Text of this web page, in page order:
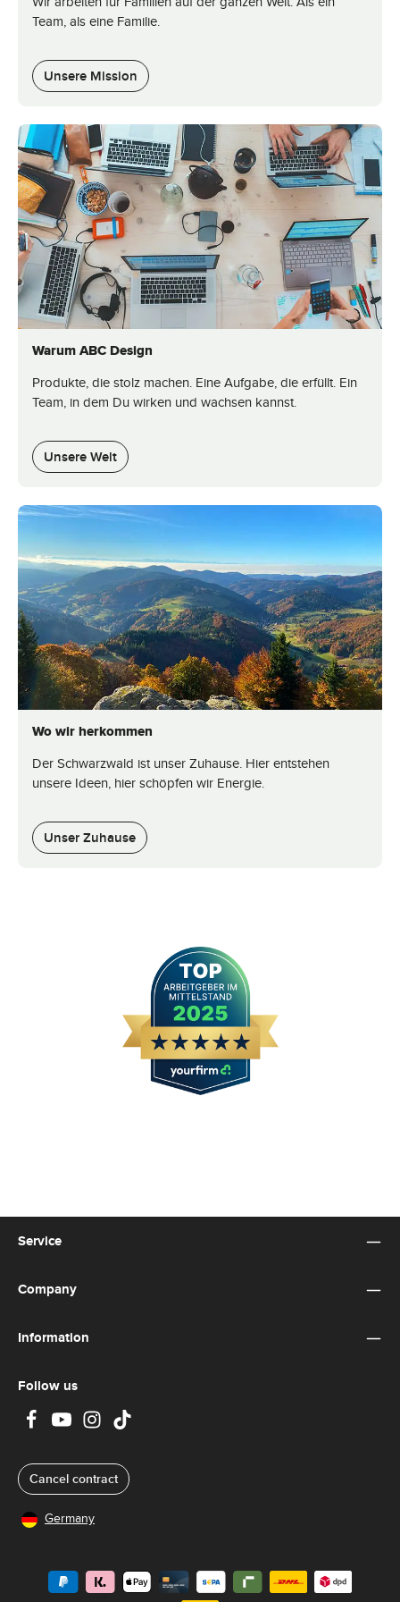
Team, als eine Familie.
Unsere Mission
Warum ABC Design
Produkte, die stolz machen. Eine Aufgabe, die erfüllt. Ein
Team, in dem Du wirken und wachsen kannst.
Unsere Welt
Wo wir herkommen
Der Schwarzwald ist unser Zuhause. Hier entstehen
unsere Ideen, hier schöpfen wir Energie.
Unser Zuhause
Service
Company
Information
Follow us
Cancel contract
Germany